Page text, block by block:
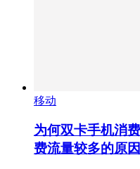
移动
为何双卡手机消
费流量较多的原因